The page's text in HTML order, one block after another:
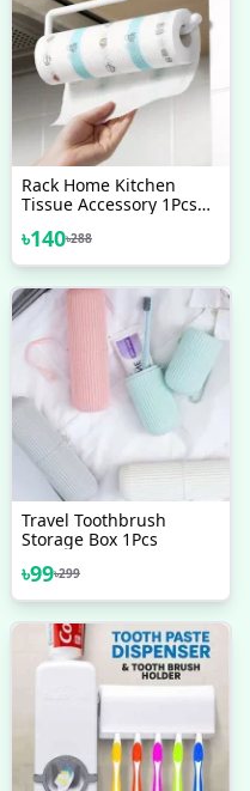
Rack Home Kitchen
Tissue Accessory 1Pcs
Rack Hanging Shelf
Bathroom Storage Toilet
৳140৳288
Travel Toothbrush
Storage Box 1Pcs
৳99৳299